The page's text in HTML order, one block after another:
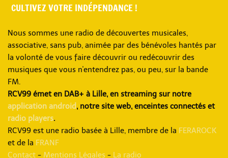
CULTIVEZ VOTRE INDÉPENDANCE !
Nous sommes une radio de découvertes musicales,
associative, sans pub, animée par des bénévoles hantés par
la volonté de vous faire découvrir ou redécouvrir des
musiques que vous n'entendrez pas, ou peu, sur la bande
FM.
RCV99 émet en DAB+ à Lille, en streaming sur notre
application android, notre site web, enceintes connectés et
radio players.
RCV99 est une radio basée à Lille, membre de la FERAROCK
et de la FRANF
Contact - Mentions Légales - La radio